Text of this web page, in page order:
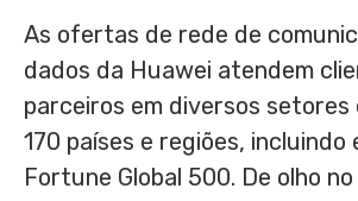
As ofertas de rede de
dados da Huawei atendem
parceiros em diversos setores
170 países e regiões, incluindo
Fortune Global 500. De olho